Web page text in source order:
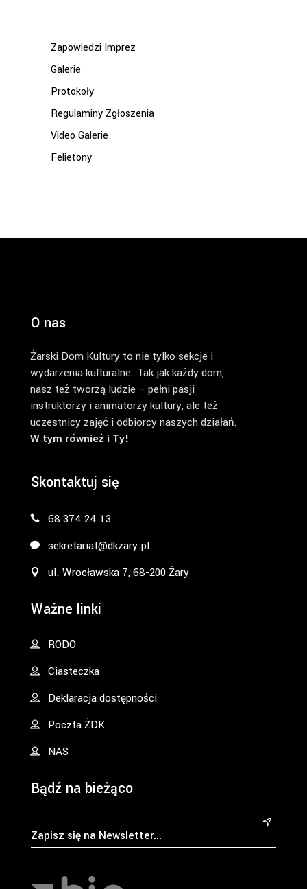
Zapowiedzi Imprez
Galerie
Protokoły
Regulaminy Zgłoszenia
Video Galerie
Felietony
O nas
Żarski Dom Kultury to nie tylko sekcje i
wydarzenia kulturalne. Tak jak każdy dom,
nasz też tworzą ludzie – pełni pasji
instruktorzy i animatorzy kultury, ale też
uczestnicy zajęć i odbiorcy naszych działań.
W tym również i Ty!
Skontaktuj się
68 374 24 13
sekretariat@dkzary.pl
ul. Wrocławska 7, 68-200 Żary
Ważne linki
RODO
Ciasteczka
Deklaracja dostępności
Poczta ŻDK
NAS
Bądź na bieżąco
&